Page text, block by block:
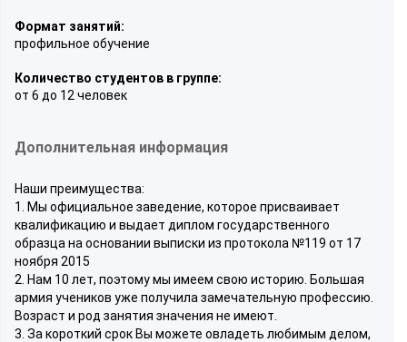
Формат занятий:
профильное обучение
Количество студентов в группе:
от 6 до 12 человек
Дополнительная информация
Наши преимущества:
1. Мы официальное заведение, которое присваивает
квалификацию и выдает диплом государственного
образца на основании выписки из протокола №119 от 17
ноября 2015
2. Нам 10 лет, поэтому мы имеем свою историю. Большая
армия учеников уже получила замечательную профессию.
Возраст и род занятия значения не имеют.
3. За короткий срок Вы можете овладеть любимым делом,